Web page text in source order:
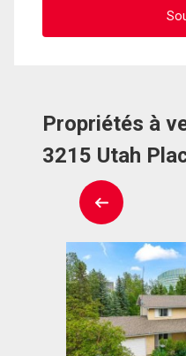
Propriétés à
3215 Utah